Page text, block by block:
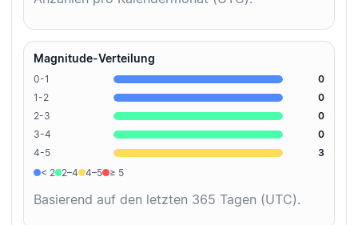
Magnitude-Verteilung
0-1
0
1-2
0
2-3
0
3-4
0
4-5
3
< 2
2–4 4–5 ≥ 5
Basierend auf den letzten 365 Tagen (UTC).